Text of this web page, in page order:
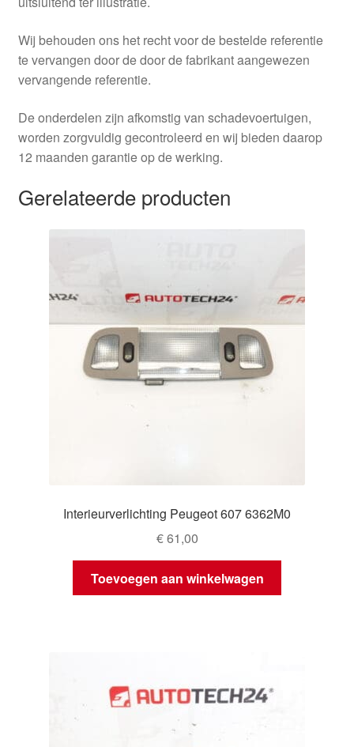
Wij behouden ons het recht voor de bestelde referentie
te vervangen door de door de fabrikant aangewezen
vervangende referentie.
De onderdelen zijn afkomstig van schadevoertuigen,
worden zorgvuldig gecontroleerd en wij bieden daarop
12 maanden garantie op de werking.
Gerelateerde producten
Interieurverlichting Peugeot 607 6362M0
€61,00
Toevoegen aan winkelwagen